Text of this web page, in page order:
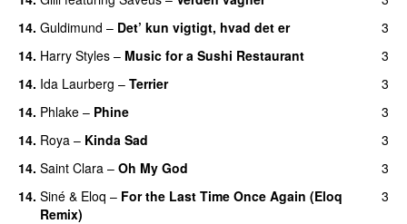
14. Guldimund – Det’ kun vigtigt, hvad det er
3
14. Harry Styles – Music for a Sushi Restaurant
3
14. Ida Laurberg – Terrier
3
14. Phlake – Phine
3
14. Roya – Kinda Sad
3
14. Saint Clara – Oh My God
3
14. Siné & Eloq – For the Last Time Once Again (Eloq
Remix)
3